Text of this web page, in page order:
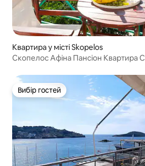
Квартира у місті Skopelos
Скопелос Афіна Пансіон Квартира С
Вибір гостей
Вибір гостей